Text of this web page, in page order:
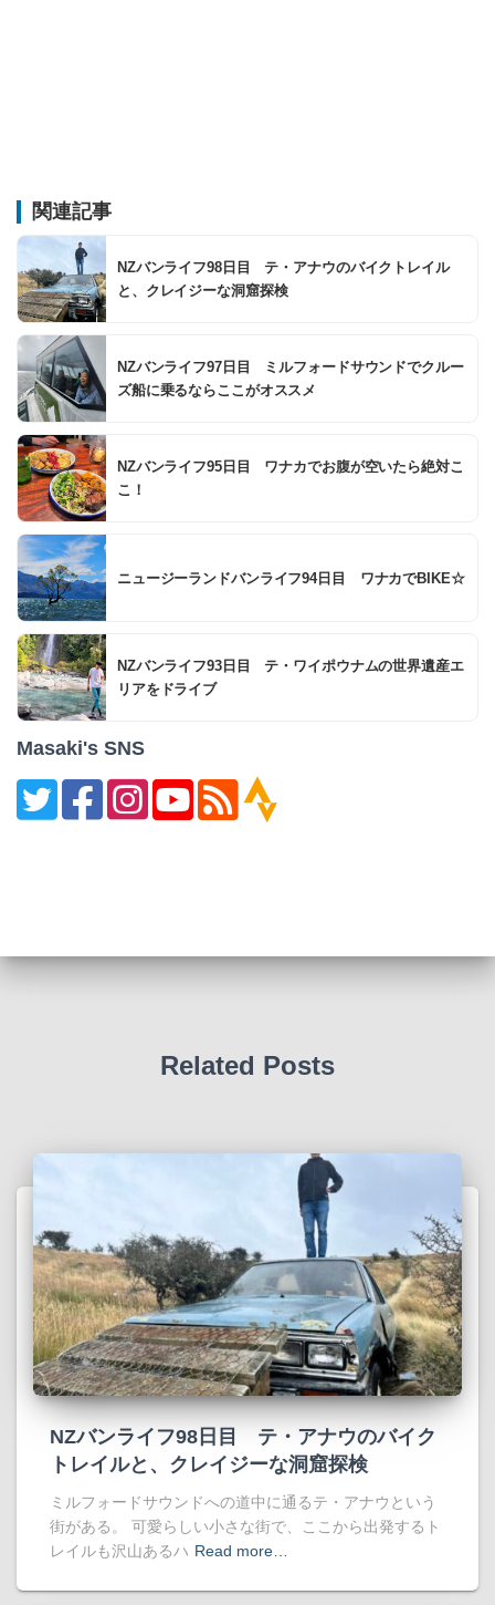
関連記事
NZバンライフ98日目 テ・アナウのバイクトレイル
と、クレイジーな洞窟探検
NZバンライフ97日目 ミルフォードサウンドでクルー
ズ船に乗るならここがオススメ
NZバンライフ95日目 ワナカでお腹が空いたら絶対こ
こ！
ニュージーランドバンライフ94日目 ワナカでBIKE☆
NZバンライフ93日目 テ・ワイポウナムの世界遺産エ
リアをドライブ
Masaki's SNS
Related Posts
NZバンライフ98日目 テ・アナウのバイク
トレイルと、クレイジーな洞窟探検
ミルフォードサウンドへの道中に通るテ・アナウという
街がある。 可愛らしい小さな街で、ここから出発するト
レイルも沢山あるハ Read more…